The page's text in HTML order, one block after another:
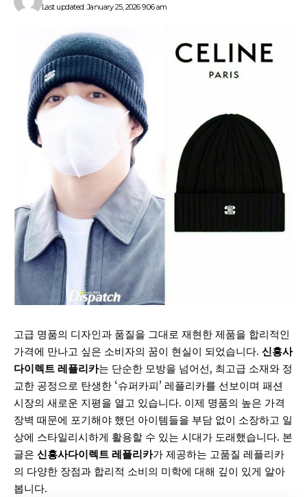
Last updated: January 25, 2026 9:06 am
고급 명품의 디자인과 품질을 그대로 재현한 제품을 합리적인
가격에 만나고 싶은 소비자의 꿈이 현실이 되었습니다. 신흥사
다이렉트 레플리카는 단순한 모방을 넘어선, 최고급 소재와 정
교한 공정으로 탄생한 ‘슈퍼카피’ 레플리카를 선보이며 패션
시장의 새로운 지평을 열고 있습니다. 이제 명품의 높은 가격
장벽 때문에 포기해야 했던 아이템들을 부담 없이 소장하고 일
상에 스타일리시하게 활용할 수 있는 시대가 도래했습니다. 본
글은 신흥사다이렉트 레플리카가 제공하는 고품질 레플리카
의 다양한 장점과 합리적 소비의 미학에 대해 깊이 있게 알아
봅니다.